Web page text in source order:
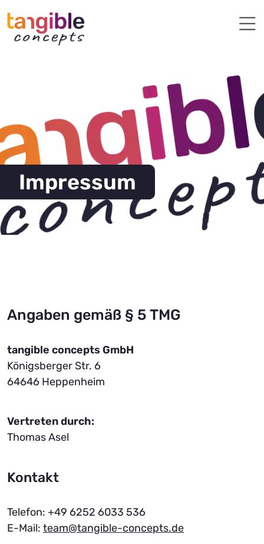
Impressum
Angaben gemäß § 5 TMG
tangible concepts GmbH
Königsberger Str. 6
64646 Heppenheim
Vertreten durch:
Thomas Asel
Kontakt
Telefon: +49 6252 6033 536
E-Mail: team@tangible-concepts.de